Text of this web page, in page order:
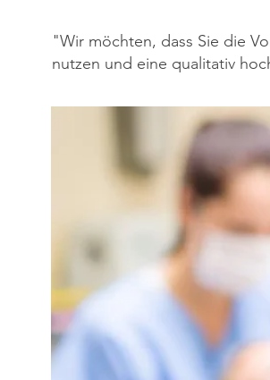
"Wir möchten, dass Sie die
nutzen und eine qualitativ